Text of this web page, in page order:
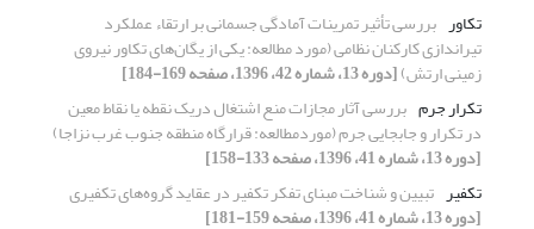
تکاور بررسی تأثیر تمرینات آمادگی جسمانی بر ارتقاء عملکرد
تیراندازی کارکنان نظامی (مورد مطالعه: یکی از یگان‌های تکاور نیروی
زمینی ارتش)[دوره 13، شماره 42، 1396، صفحه 169-184]
تکرار جرم بررسی آثار مجازات منع اشتغال دریک نقطه یا نقاط معین
در تکرار و جابجایی جرم (موردمطالعه: قرارگاه منطقه جنوب غرب نزاجا)
[دوره 13، شماره 41، 1396، صفحه 133-158]
تکفیر تبیین و شناخت مبنای تفکر تکفیر در عقاید گروه‌های تکفیری
[دوره 13، شماره 41، 1396، صفحه 159-181]